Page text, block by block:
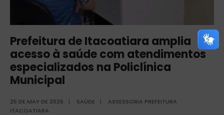
Prefeitura de Itacoatiara amplia
acesso à saúde com atendimentos
especializados na Policlínica
Municipal
25 DE MAY DE 2026 | SAÚDE |
ASSESSORIA PREFEITURA
ITACOATIARA